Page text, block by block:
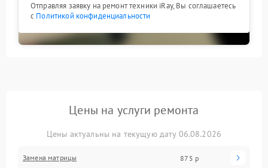
Отправляя заявку на ремонт техники iRay, Вы соглашаетесь
с Политикой конфиденциальности
Цены на услуги ремонта
Цены актуальны на текущую дату 06.08.2026
Замена матрицы 875 р